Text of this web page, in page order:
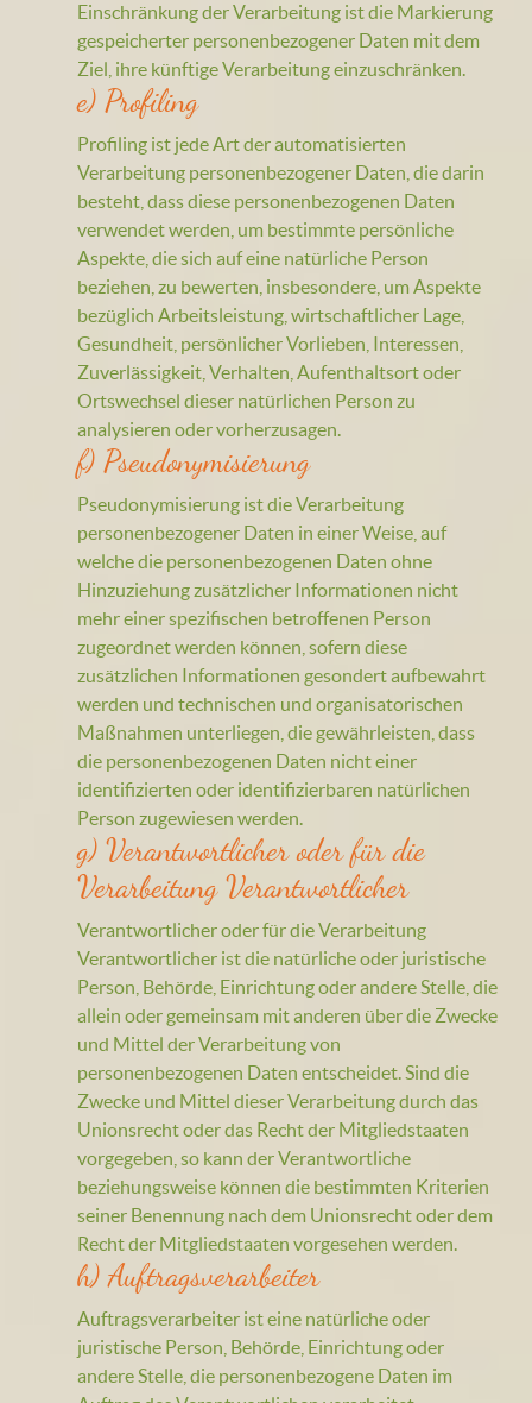
Einschränkung der Verarbeitung ist die Markierung
gespeicherter personenbezogener Daten mit dem
Ziel, ihre künftige Verarbeitung einzuschränken.
e) Profiling
Profiling ist jede Art der automatisierten
Verarbeitung personenbezogener Daten, die darin
besteht, dass diese personenbezogenen Daten
verwendet werden, um bestimmte persönliche
Aspekte, die sich auf eine natürliche Person
beziehen, zu bewerten, insbesondere, um Aspekte
bezüglich Arbeitsleistung, wirtschaftlicher Lage,
Gesundheit, persönlicher Vorlieben, Interessen,
Zuverlässigkeit, Verhalten, Aufenthaltsort oder
Ortswechsel dieser natürlichen Person zu
analysieren oder vorherzusagen.
f) Pseudonymisierung
Pseudonymisierung ist die Verarbeitung
personenbezogener Daten in einer Weise, auf
welche die personenbezogenen Daten ohne
Hinzuziehung zusätzlicher Informationen nicht
mehr einer spezifischen betroffenen Person
zugeordnet werden können, sofern diese
zusätzlichen Informationen gesondert aufbewahrt
werden und technischen und organisatorischen
Maßnahmen unterliegen, die gewährleisten, dass
die personenbezogenen Daten nicht einer
identifizierten oder identifizierbaren natürlichen
Person zugewiesen werden.
g) Verantwortlicher oder für die
Verarbeitung Verantwortlicher
Verantwortlicher oder für die Verarbeitung
Verantwortlicher ist die natürliche oder juristische
Person, Behörde, Einrichtung oder andere Stelle, die
allein oder gemeinsam mit anderen über die Zwecke
und Mittel der Verarbeitung von
personenbezogenen Daten entscheidet. Sind die
Zwecke und Mittel dieser Verarbeitung durch das
Unionsrecht oder das Recht der Mitgliedstaaten
vorgegeben, so kann der Verantwortliche
beziehungsweise können die bestimmten Kriterien
seiner Benennung nach dem Unionsrecht oder dem
Recht der Mitgliedstaaten vorgesehen werden.
h) Auftragsverarbeiter
Auftragsverarbeiter ist eine natürliche oder
juristische Person, Behörde, Einrichtung oder
andere Stelle, die personenbezogene Daten im